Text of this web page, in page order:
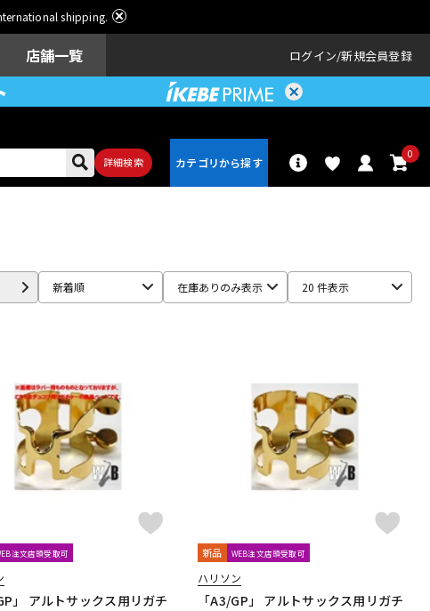
shipping.
店舗一覧 ログイン 新規会員登録
詳細検索
0
配信/ライブ
機器
楽器アクセサ
リ
新着順 在庫ありのみ表示 20 件表示
注文店頭受取可
」 アルトサックス用リガチ
新品 WEB注文店頭受取可
ハリソン
「A3/GP」 アルトサックス用リガチ